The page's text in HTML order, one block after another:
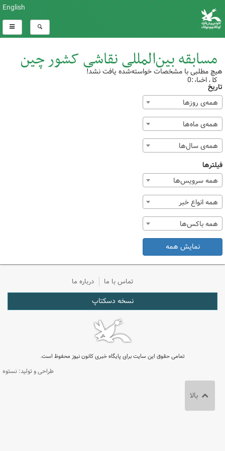
English
مسابقه‌ بین‌المللی نقاشی کشور چین
کل اخبار:0
هیچ مطلبی با مشخصات خواسته‌شده یافت نشد!
تاریخ
همه‌ی روزها
همه‌ی ماه‌ها
همه‌ی سال‌ها
فیلترها
همه سرویس‌ها
همه انواع خبر
همه باکس‌ها
نمایش همه
تماس با ما درباره ما
نسخه دسکتاپ
تمامی حقوق این سایت برای پایگاه خبری کانون نیوز محفوظ است.
طراحی و تولید: نستوه
بالا